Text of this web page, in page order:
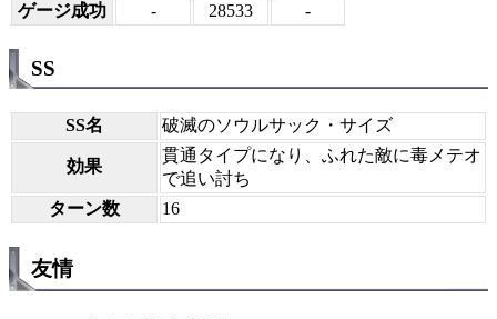
ゲージ成功 - 28533 -
SS
SS名 破滅のソウルサック・サイズ
効果
貫通タイプになり、ふれた敵に毒メテオ
で追い討ち
ターン数
16
友情